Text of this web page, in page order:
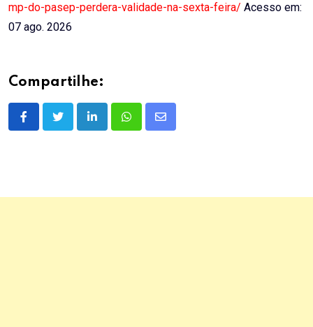
mp-do-pasep-perdera-validade-na-sexta-feira/ Acesso em:
07 ago. 2026
Compartilhe:
LinkedInWhatsappShare